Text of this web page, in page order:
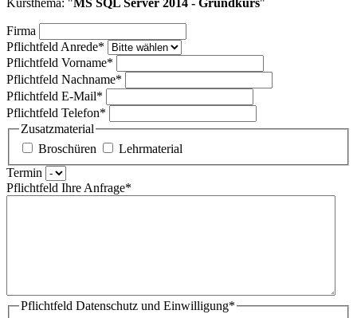
Firma
Pflichtfeld Anrede*
Pflichtfeld Vorname*
Pflichtfeld Nachname*
Pflichtfeld E-Mail*
Pflichtfeld Telefon*
Zusatzmaterial
Broschüren
Lehrmaterial
Termin
Pflichtfeld Ihre Anfrage*
Pflichtfeld Datenschutz und Einwilligung*